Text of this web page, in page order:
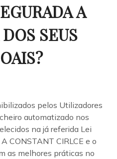
A
SEUS
pelos Utilizadores
automatizado nos
na já referida Lei
CONSTANT CIRLCE e o
as melhores práticas no